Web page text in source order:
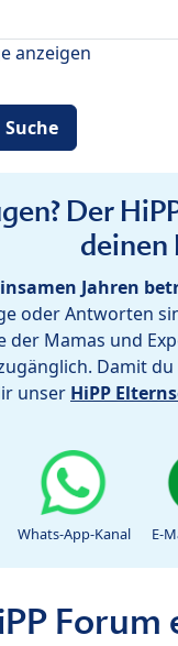
anzeigen
Der
deinen
Jahren
oder Antworten
der Mamas und
Damit
unser HiPP
Whats-App-Kanal E-
Forum